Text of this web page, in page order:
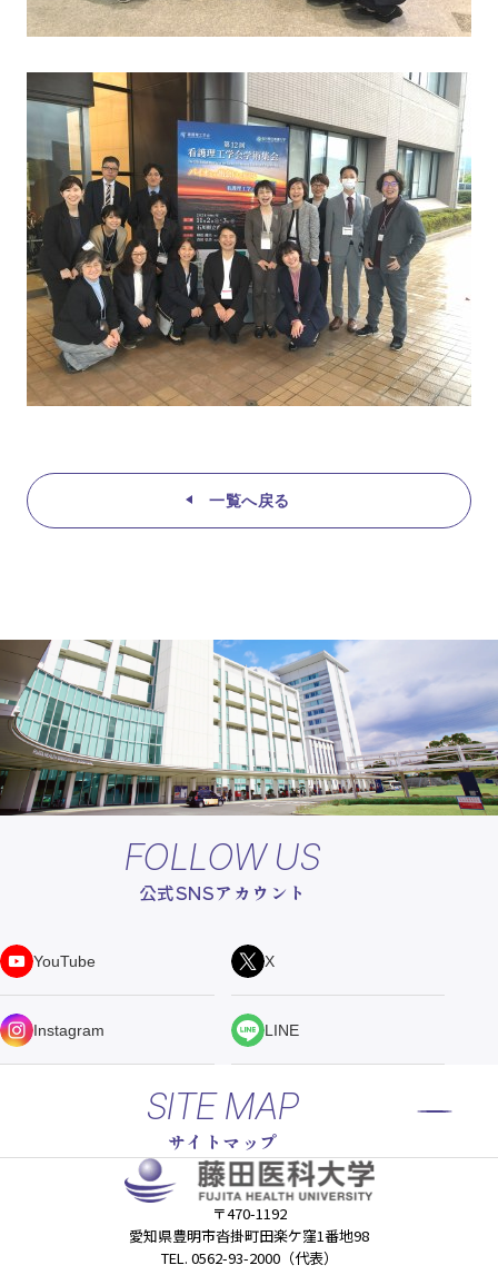
一覧へ戻る
FOLLOW US
公式SNSアカウント
YouTube X
Instagram LINE
SITE MAP
サイトマップ
〒470-1192
愛知県豊明市沓掛町田楽ケ窪1番地98
TEL. 0562-93-2000（代表）